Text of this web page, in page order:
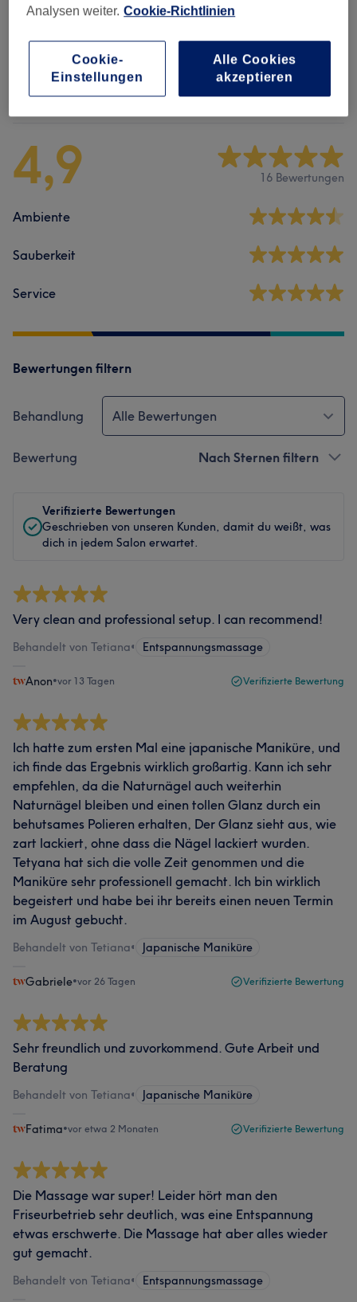
Salonbewertungen
4,9 16 Bewertungen
Ambiente
Sauberkeit
Service
Bewertungen filtern
Behandlung Alle Bewertungen
Bewertung Nach Sternen filtern
Verifizierte Bewertungen
Geschrieben von unseren Kunden, damit du weißt, was
dich in jedem Salon erwartet.
Very clean and professional setup. I can recommend!
Behandelt von Tetiana• Entspannungsmassage
Anon•vor 13 Tagen Verifizierte Bewertung
Ich hatte zum ersten Mal eine japanische Maniküre, und
ich finde das Ergebnis wirklich großartig. Kann ich sehr
empfehlen, da die Naturnägel auch weiterhin
Naturnägel bleiben und einen tollen Glanz durch ein
behutsames Polieren erhalten, Der Glanz sieht aus, wie
zart lackiert, ohne dass die Nägel lackiert wurden.
Tetyana hat sich die volle Zeit genommen und die
Maniküre sehr professionell gemacht. Ich bin wirklich
begeistert und habe bei ihr bereits einen neuen Termin
im August gebucht.
Behandelt von Tetiana• Japanische Maniküre
Gabriele•vor 26 Tagen Verifizierte Bewertung
Sehr freundlich und zuvorkommend. Gute Arbeit und
Beratung
Behandelt von Tetiana• Japanische Maniküre
Fatima•vor etwa 2 Monaten Verifizierte Bewertung
Die Massage war super! Leider hört man den
Friseurbetrieb sehr deutlich, was eine Entspannung
etwas erschwerte. Die Massage hat aber alles wieder
gut gemacht.
Behandelt von Tetiana• Entspannungsmassage
Analysen weiter. Cookie-Richtlinien
Cookie-
Einstellungen
Alle Cookies
akzeptieren